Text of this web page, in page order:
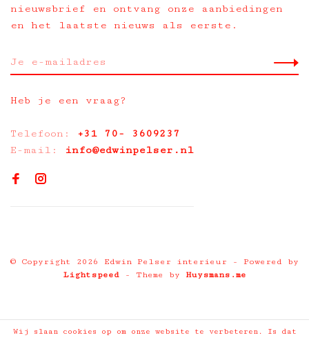
nieuwsbrief en ontvang onze aanbiedingen
en het laatste nieuws als eerste.
Heb je een vraag?
Telefoon: +31 70- 3609237
E-mail:
info@edwinpelser.nl
© Copyright 2026 Edwin Pelser interieur
- Powered by
Lightspeed- Theme by Huysmans.me
Wij slaan cookies op om onze website te verbeteren. Is dat